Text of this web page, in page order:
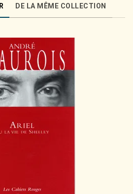
DE LA MÊME COLLECTION